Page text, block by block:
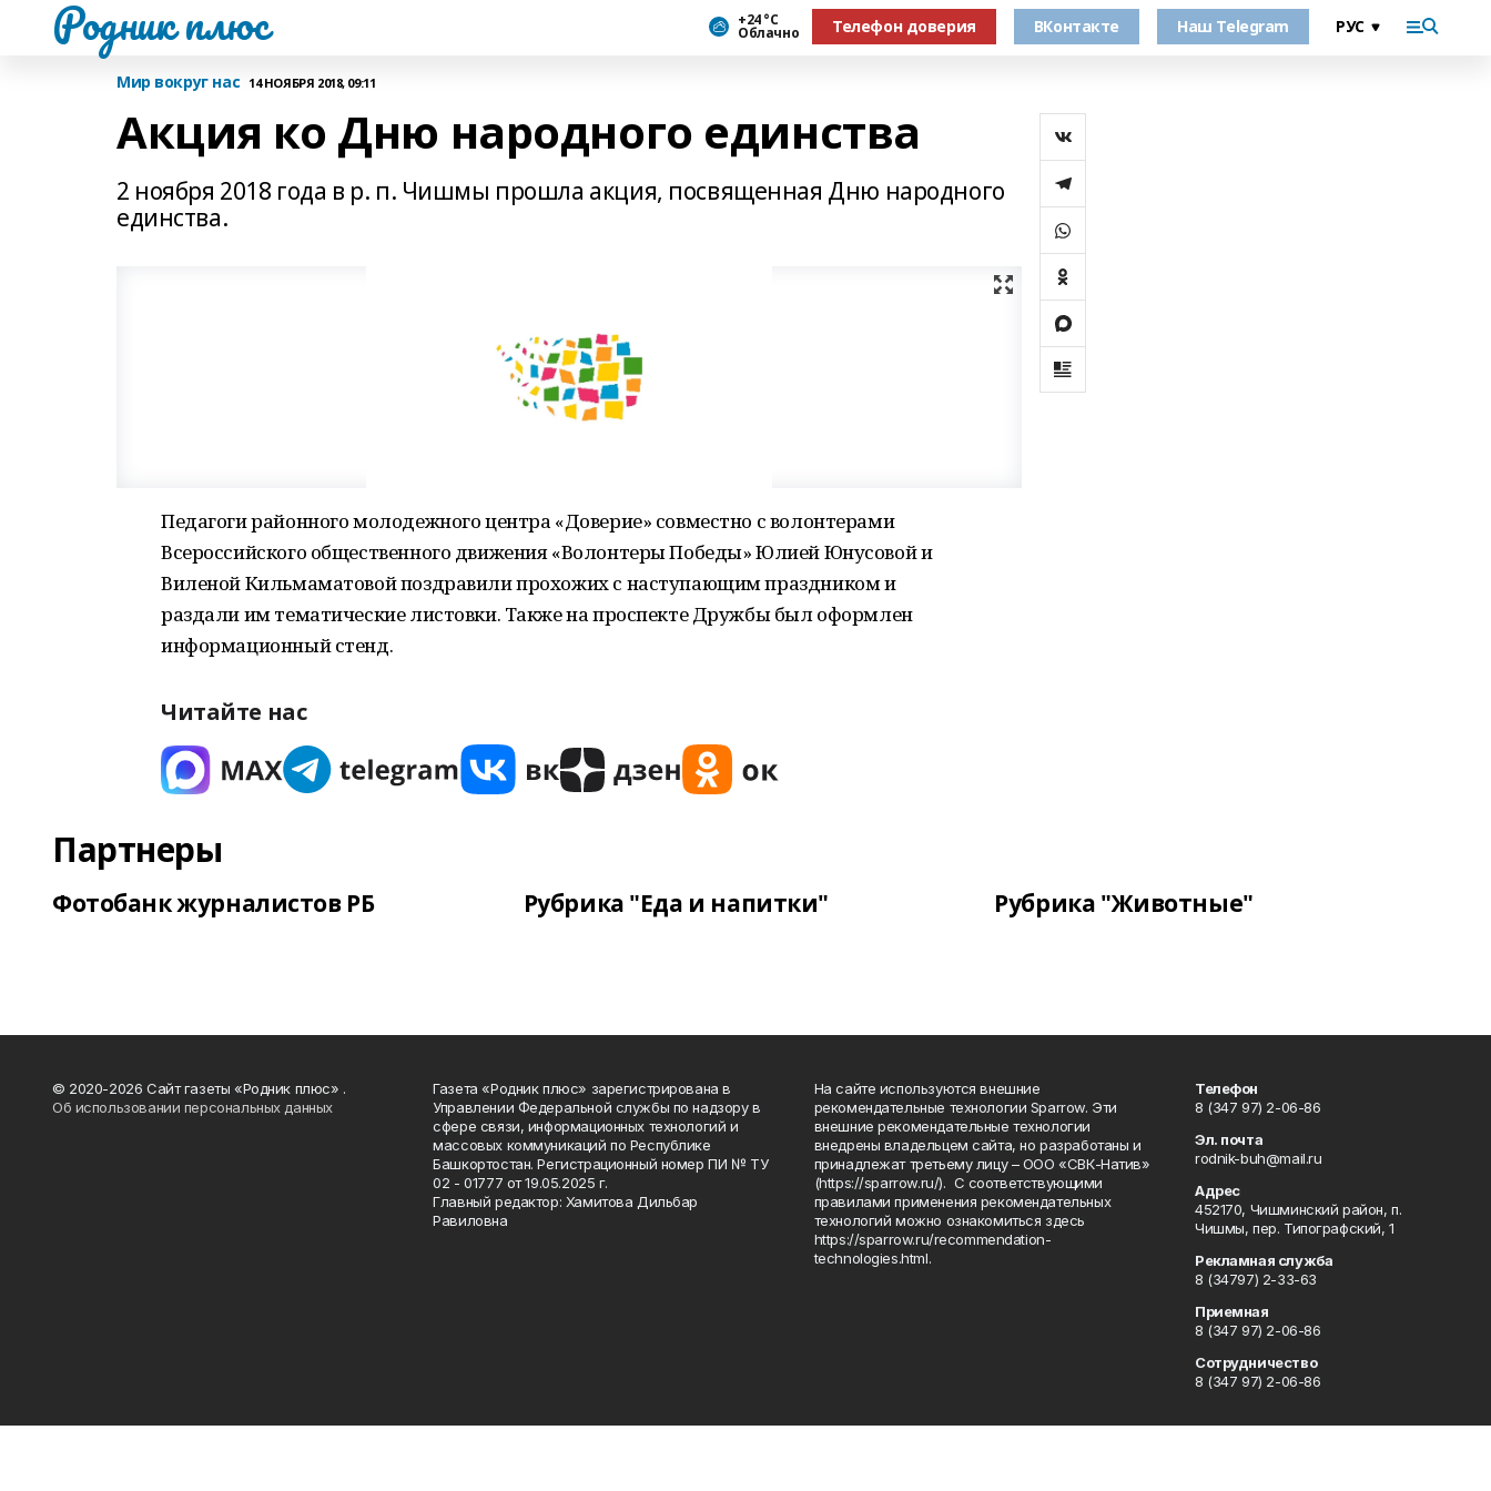
Родник плюс +24 °С
Облачно Телефон доверия ВКонтакте Наш Telegram
Мир вокруг нас 14 НОЯБРЯ 2018, 09:11
Акция ко Дню народного единства
2 ноября 2018 года в р. п. Чишмы прошла акция, посвященная Дню народного
единства.
Педагоги районного молодежного центра «Доверие» совместно с волонтерами
Всероссийского общественного движения «Волонтеры Победы» Юлией Юнусовой и
Виленой Кильмаматовой поздравили прохожих с наступающим праздником и
раздали им тематические листовки. Также на проспекте Дружбы был оформлен
информационный стенд.
Читайте нас
Партнеры
Фотобанк журналистов РБ Рубрика "Еда и напитки" Рубрика "Животные"
© 2020-2026 Сайт газеты «Родник плюс» .
Об использовании персональных данных
Газета «Родник плюс» зарегистрирована в
Управлении Федеральной службы по надзору в
сфере связи, информационных технологий и
массовых коммуникаций по Республике
Башкортостан. Регистрационный номер ПИ № ТУ
02 - 01777 от 19.05.2025 г.
Главный редактор: Хамитова Дильбар
Равиловна
На сайте используются внешние
рекомендательные технологии Sparrow. Эти
внешние рекомендательные технологии
внедрены владельцем сайта, но разработаны и
принадлежат третьему лицу – ООО «СВК-Натив»
(https://sparrow.ru/). С соответствующими
правилами применения рекомендательных
технологий можно ознакомиться здесь
https://sparrow.ru/recommendation-
technologies.html.
Телефон
8 (347 97) 2-06-86
Эл. почта
rodnik-buh@mail.ru
Адрес
452170, Чишминский район, п.
Чишмы, пер. Типографский, 1
Рекламная служба
8 (34797) 2-33-63
Приемная
8 (347 97) 2-06-86
Сотрудничество
8 (347 97) 2-06-86